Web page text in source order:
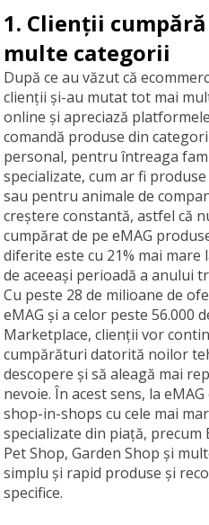
1. Clienții
multe categorii
După ce au văzut că
clienții și-au mutat tot mai
online și apreciază
comandă produse din
personal, pentru întreaga
specializate, cum ar fi
sau pentru animale de
creștere constantă, astfel că
cumpărat de pe eMAG
diferite este cu 21% mai
de aceeași perioadă a anului
Cu peste 28 de milioane de
eMAG și a celor peste 56.000
Marketplace, clienții vor
cumpărături datorită noilor
descopere și să aleagă mai
nevoie. În acest sens, la
shop-in-shops cu cele mai
specializate din piață, precum
Pet Shop, Garden Shop și
simplu și rapid produse și
specifice.